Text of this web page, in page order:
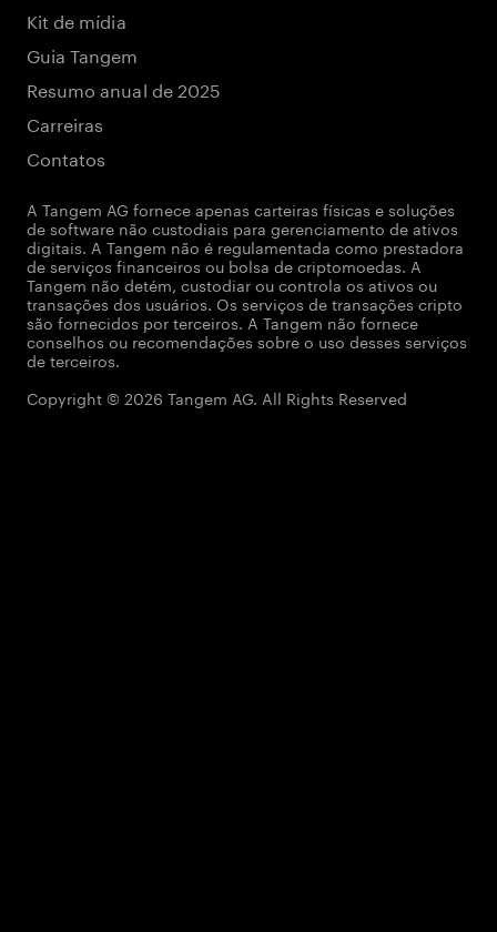
Kit de mídia
Guia Tangem
Resumo anual de 2025
Carreiras
Contatos
A Tangem AG fornece apenas carteiras físicas e soluções
de software não custodiais para gerenciamento de ativos
digitais. A Tangem não é regulamentada como prestadora
de serviços financeiros ou bolsa de criptomoedas. A
Tangem não detém, custodiar ou controla os ativos ou
transações dos usuários. Os serviços de transações cripto
são fornecidos por terceiros. A Tangem não fornece
conselhos ou recomendações sobre o uso desses serviços
de terceiros.